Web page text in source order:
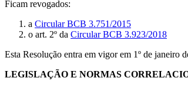
Ficam revogados:
a Circular BCB 3.751/2015
o art. 2º da Circular BCB 3.923/2018
Esta Resolução entra em vigor em 1º de janeiro
LEGISLAÇÃO E NORMAS